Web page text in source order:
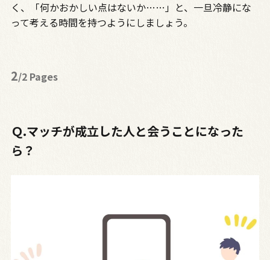
く、「何かおかしい点はないか……」と、一旦冷静にな
って考える時間を持つようにしましょう。
2/2 Pages
Ｑ.マッチが成立した人と会うことになった
ら？